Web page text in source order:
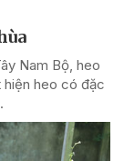
Nam Bộ, heo
hiện heo có đặc